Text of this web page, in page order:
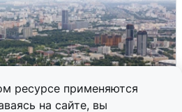
ресурсе применяются
на сайте, вы